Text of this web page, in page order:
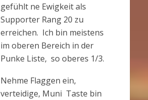
gefühlt ne Ewigkeit als
Supporter Rang 20 zu
erreichen. Ich bin meistens
im oberen Bereich in der
Punke Liste, so oberes 1/3.
Nehme Flaggen ein,
verteidige, Muni Taste bin